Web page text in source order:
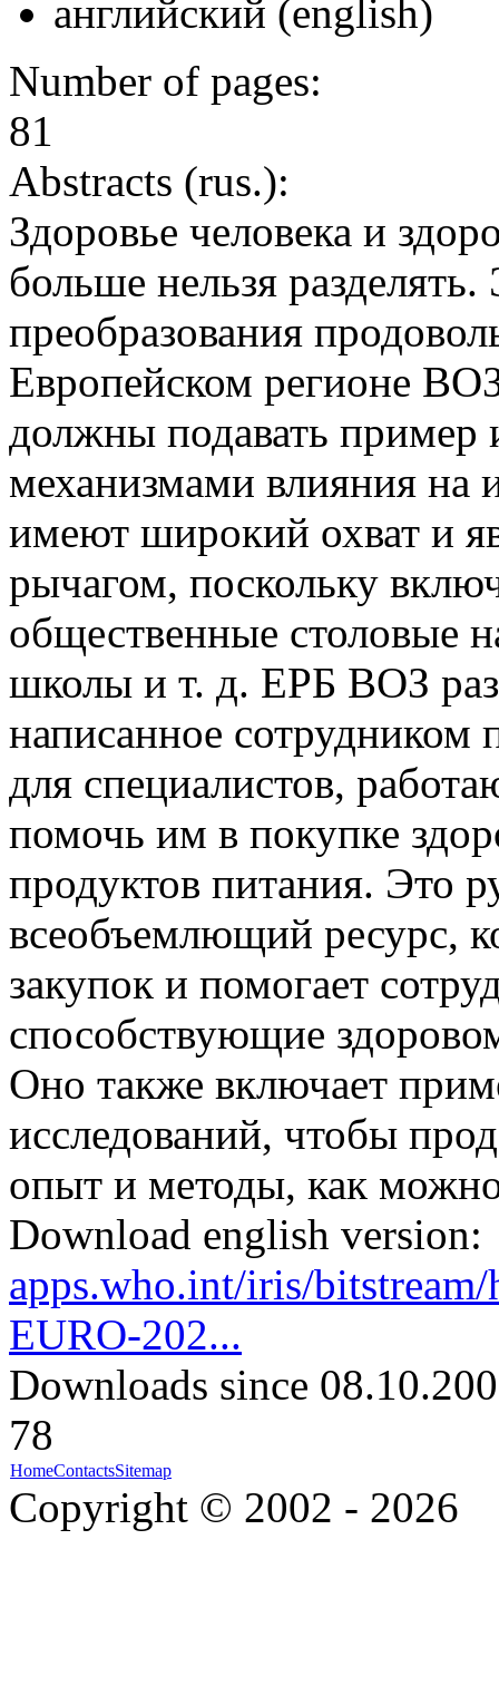
английский (english)
Number of pages:
81
Abstracts (rus.):
Здоровье человека и
больше нельзя
преобразования
Европейском регионе
должны подавать пример
механизмами влияния на
имеют широкий охват и
рычагом, поскольку
общественные столовые
школы и т. д. ЕРБ ВОЗ
написанное сотрудником
для специалистов,
помочь им в покупке
продуктов питания. Это
всеобъемлющий ресурс,
закупок и помогает
способствующие
Оно также включает
исследований, чтобы
опыт и методы, как
Download english version:
apps.who.int/iris/
EURO-202...
Downloads since
78
HomeContactsSitemap
Copyright © 2002 - 2026